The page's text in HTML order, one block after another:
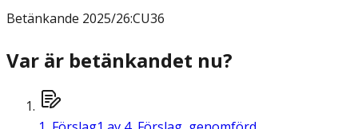
Betänkande 2025/26:CU36
Var är betänkandet nu?